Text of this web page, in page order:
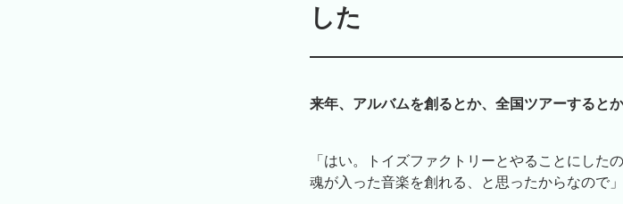
した
来年、アルバムを創るとか、全国ツアーすると
「はい。トイズファクトリーとやることにした
魂が入った音楽を創れる、と思ったからなので」